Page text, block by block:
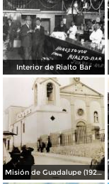
Interior de Rialto Bar
Misión de Guadalupe (1924)